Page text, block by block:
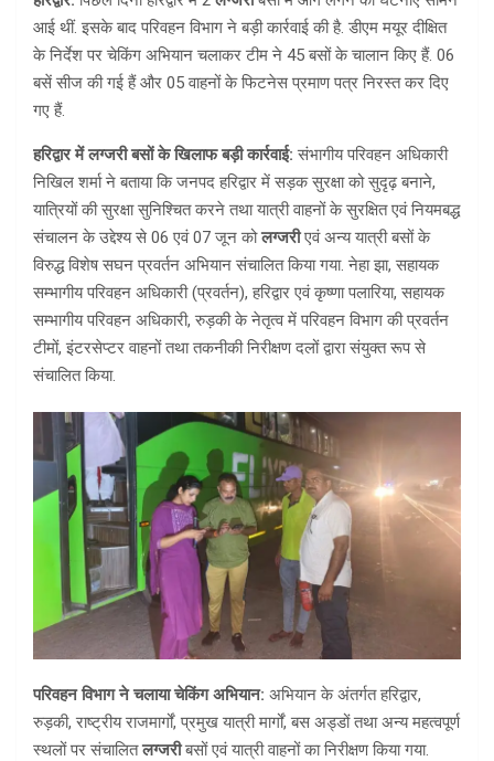
आई थीं. इसके बाद परिवहन विभाग ने बड़ी कार्रवाई की है. डीएम मयूर दीक्षित
के निर्देश पर चेकिंग अभियान चलाकर टीम ने 45 बसों के चालान किए हैं. 06
बसें सीज की गई हैं और 05 वाहनों के फिटनेस प्रमाण पत्र निरस्त कर दिए
गए हैं.
हरिद्वार में लग्जरी बसों के खिलाफ बड़ी कार्रवाई:संभागीय परिवहन अधिकारी
निखिल शर्मा ने बताया कि जनपद हरिद्वार में सड़क सुरक्षा को सुदृढ़ बनाने,
यात्रियों की सुरक्षा सुनिश्चित करने तथा यात्री वाहनों के सुरक्षित एवं नियमबद्ध
संचालन के उद्देश्य से 06 एवं 07 जून कोलग्जरीएवं अन्य यात्री बसों के
विरुद्ध विशेष सघन प्रवर्तन अभियान संचालित किया गया. नेहा झा, सहायक
सम्भागीय परिवहन अधिकारी (प्रवर्तन), हरिद्वार एवं कृष्णा पलारिया, सहायक
सम्भागीय परिवहन अधिकारी, रुड़की के नेतृत्व में परिवहन विभाग की प्रवर्तन
टीमों, इंटरसेप्टर वाहनों तथा तकनीकी निरीक्षण दलों द्वारा संयुक्त रूप से
संचालित किया.
परिवहन विभाग ने चलाया चेकिंग अभियान: अभियान के अंतर्गत हरिद्वार,
रुड़की, राष्ट्रीय राजमार्गों, प्रमुख यात्री मार्गों, बस अड्डों तथा अन्य महत्वपूर्ण
स्थलों पर संचालितलग्जरीबसों एवं यात्री वाहनों का निरीक्षण किया गया.